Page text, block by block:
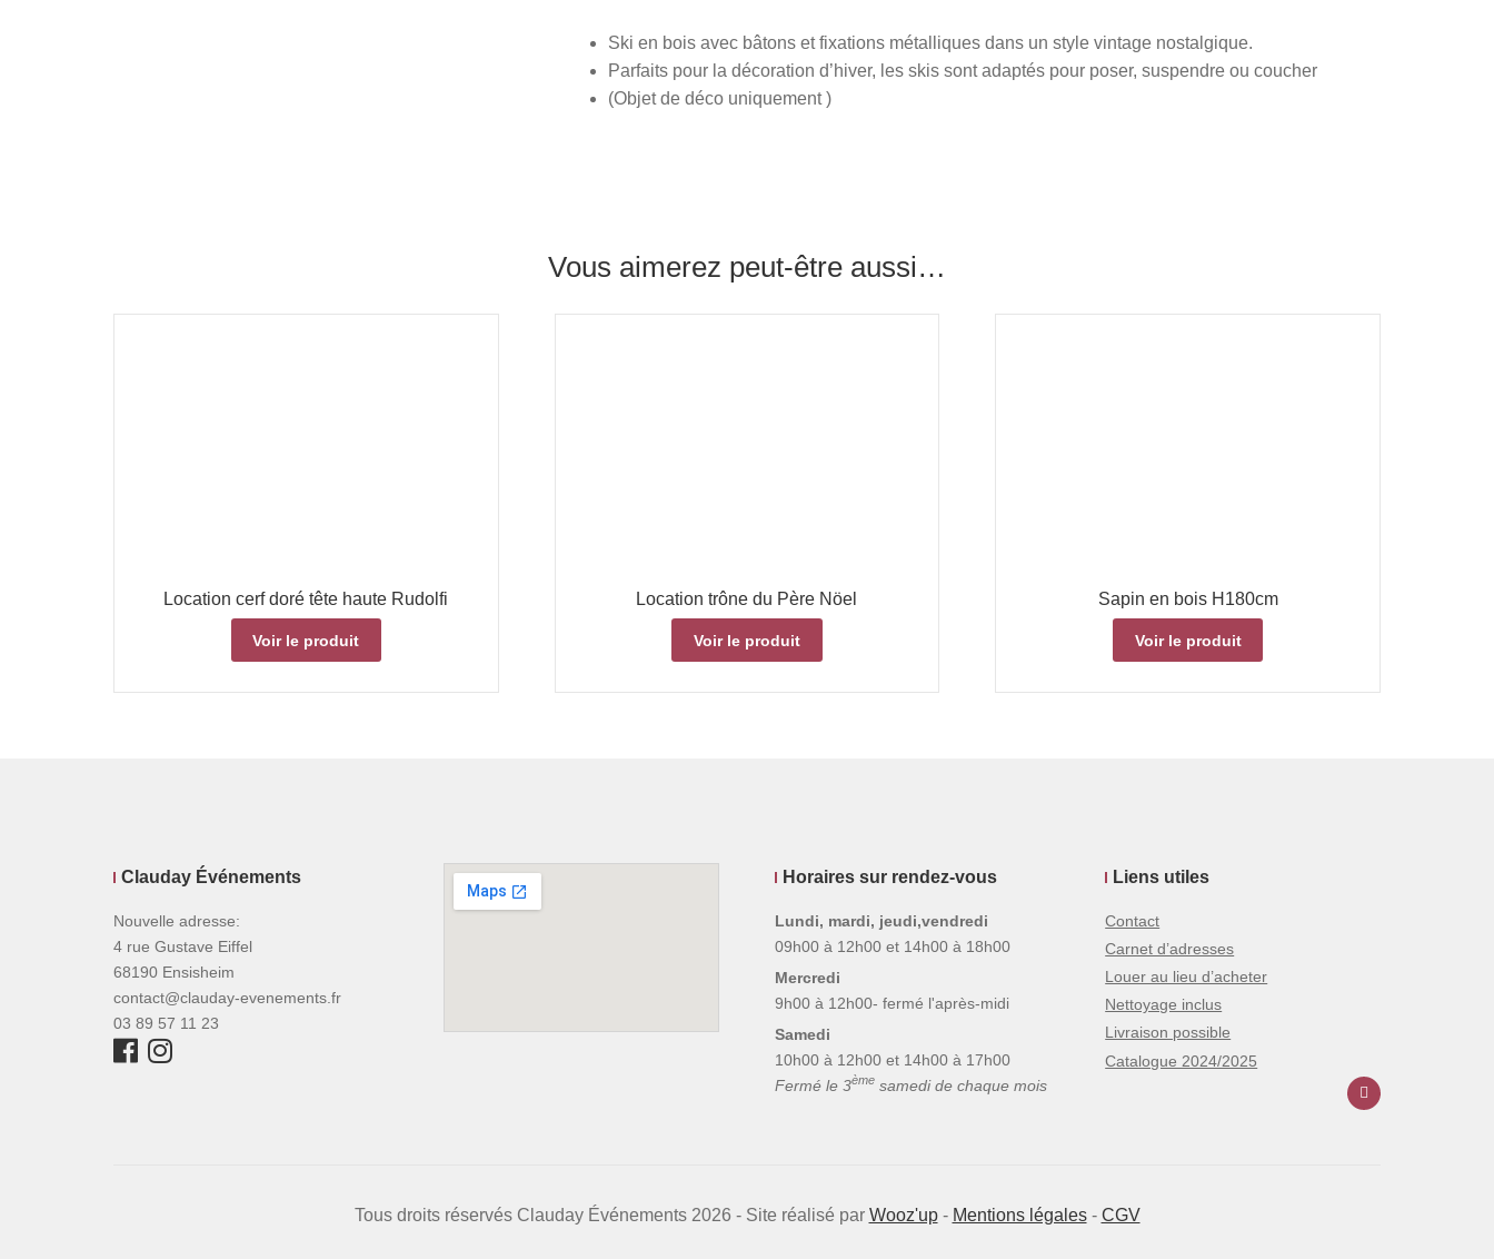
Ski en bois avec bâtons et fixations métalliques dans un style vintage nostalgique.
Parfaits pour la décoration d’hiver, les skis sont adaptés pour poser, suspendre ou coucher
(Objet de déco uniquement )
Vous aimerez peut-être aussi…
Location cerf doré tête haute Rudolfi
Voir le produit
Location trône du Père Nöel
Voir le produit
Sapin en bois H180cm
Voir le produit
Clauday Événements
Nouvelle adresse:
4 rue Gustave Eiffel
68190 Ensisheim
contact@clauday-evenements.fr
03 89 57 11 23
Horaires sur rendez-vous
Lundi, mardi, jeudi,vendredi
09h00 à 12h00 et 14h00 à 18h00
Mercredi
9h00 à 12h00- fermé l'après-midi
Samedi
10h00 à 12h00 et 14h00 à 17h00
Fermé le 3èmesamedi de chaque mois
Liens utiles
Contact
Carnet d’adresses
Louer au lieu d’acheter
Nettoyage inclus
Livraison possible
Catalogue 2024/2025
Tous droits réservés Clauday Événements 2026 - Site réalisé par Wooz'up- Mentions légales- CGV